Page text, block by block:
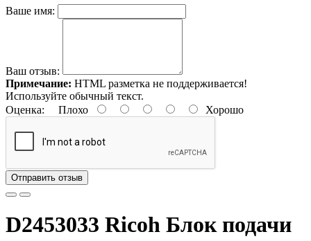
Ваше имя:
Ваш отзыв:
Примечание: HTML разметка не поддерживается!
Используйте обычный текст.
Оценка: Плохо Хорошо
Отправить отзыв
D2453033 Ricoh Блок подачи